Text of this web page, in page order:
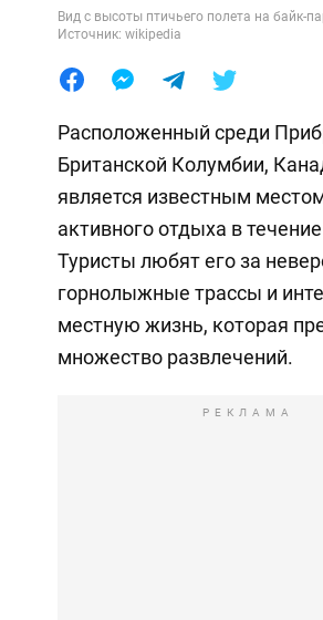
Вид с высоты птичьего полета на байк-
Источник: wikipedia
Расположенный среди
Британской Колумбии,
является известным
активного отдыха в
Туристы любят его за
горнолыжные трассы и
местную жизнь, которая
множество развлечений.
РЕКЛАМА